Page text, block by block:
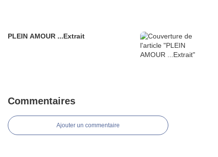
PLEIN AMOUR ...Extrait
Commentaires
Ajouter un commentaire